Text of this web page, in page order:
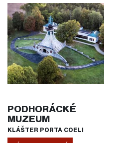
PODHORÁCKÉ
MUZEUM
KLÁŠTER PORTA COELI